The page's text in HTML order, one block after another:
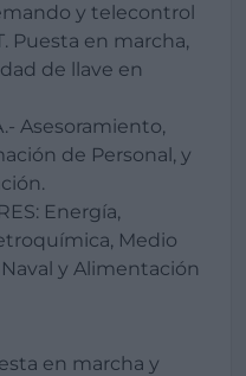
y telecontrol
Puesta en marcha,
de llave en
Asesoramiento,
de Personal, y
Energía,
Medio
y Alimentación
en marcha y